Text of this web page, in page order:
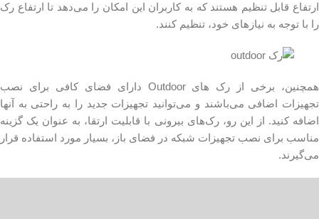
ارتفاع قابل تنظیم هستند که به کاربران این امکان را می‌دهد تا ارتفاع رک
را با توجه به نیازهای خود، تنظیم کنند.
همچنین، برخی از رک های Outdoor دارای فضای کافی برای نصب
تجهیزات اضافی می‌باشند و می‌توانید تجهیزات جدید را به راحتی به آنها
اضافه کنید. از این رو، رک‌های بیرونی با قابلیت ارتقا، به عنوان یک گزینه
مناسب برای نصب تجهیزات شبکه در فضای باز، بسیار مورد استفاده قرار
می‌گیرند.